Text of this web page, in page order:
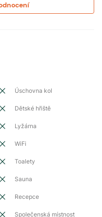
Úschovna kol
Dětské hřiště
Lyžárna
WiFi
Toalety
Sauna
Recepce
Společenská místnost